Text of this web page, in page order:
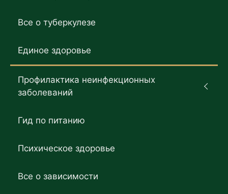
Все о туберкулезе
Единое здоровье
Профилактика неинфекционных
заболеваний
Гид по питанию
Психическое здоровье
Все о зависимости